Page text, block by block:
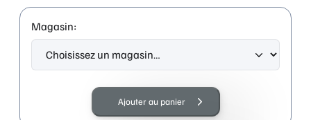
Magasin:
Ajouter au panier